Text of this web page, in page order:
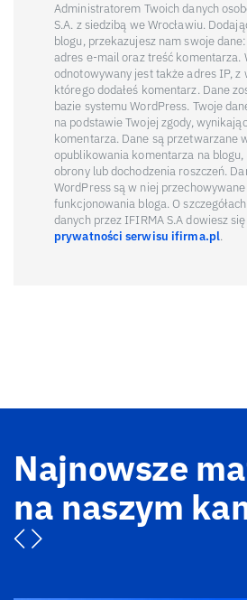
Administratorem Twoich danych
S.A. z siedzibą we Wrocławiu.
blogu, przekazujesz nam swoje
adres e-mail oraz treść komentarza.
odnotowywany jest także adres IP, z
którego dodałeś komentarz. Dane
bazie systemu WordPress. Twoje
na podstawie Twojej zgody,
komentarza. Dane są przetwarzane
opublikowania komentarza na
obrony lub dochodzenia roszczeń.
WordPress są w niej
funkcjonowania bloga. O
danych przez IFIRMA S.A dowiesz
prywatności serwisu ifirma.pl.